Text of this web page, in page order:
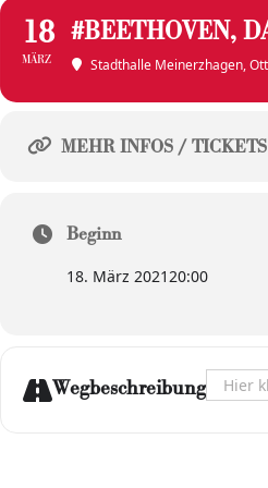
18
MÄRZ
#BEETHOVEN,
Stadthalle Meinerzhagen,
MEHR INFOS / TICKETS
Beginn
18. März 202120:00
Wegbeschreibung